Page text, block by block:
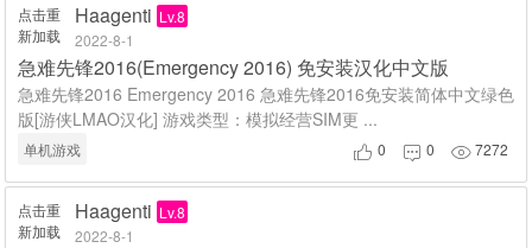
点击重
新加载
Haagenti Lv.8
2022-8-1
急难先锋2016(Emergency 2016) 免安装汉化中文版
急难先锋2016 Emergency 2016 急难先锋2016免安装简体中文绿色
版[游侠LMAO汉化] 游戏类型：模拟经营SIM更 ...
单机游戏  0  0 7272
点击重
新加载
Haagenti Lv.8
2022-8-1